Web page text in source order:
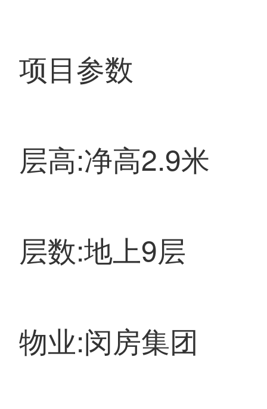
项目参数
层高:净高2.9米
层数:地上9层
物业:闵房集团